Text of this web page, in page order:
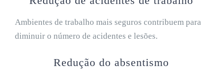
Ambientes de trabalho mais seguros contribuem para
diminuir o número de acidentes e lesões.
Redução do absentismo